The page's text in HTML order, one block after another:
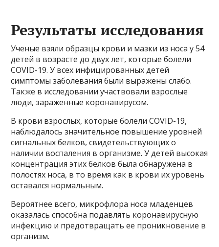
Результаты исследования
Ученые взяли образцы крови и мазки из носа у 54
детей в возрасте до двух лет, которые болели
COVID-19. У всех инфицированных детей
симптомы заболевания были выражены слабо.
Также в исследовании участвовали взрослые
люди, зараженные коронавирусом.
В крови взрослых, которые болели COVID-19,
наблюдалось значительное повышение уровней
сигнальных белков, свидетельствующих о
наличии воспаления в организме. У детей высокая
концентрация этих белков была обнаружена в
полостях носа, в то время как в крови их уровень
оставался нормальным.
Вероятнее всего, микрофлора носа младенцев
оказалась способна подавлять коронавирусную
инфекцию и предотвращать ее проникновение в
организм.